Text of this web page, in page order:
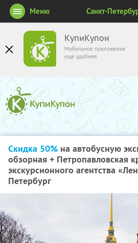
КупиКупон
Мобильное приложение
ещё удобнее
Меню Санкт-
Скидка 50% на автобусную
обзорная + Петропавловская
экскурсионного агентства
Петербург